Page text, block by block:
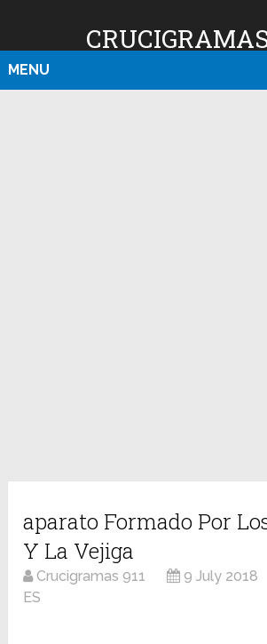
MENU
aparato Formado Por
Y La Vejiga
Crucigramas 911 9 July 2018
ES